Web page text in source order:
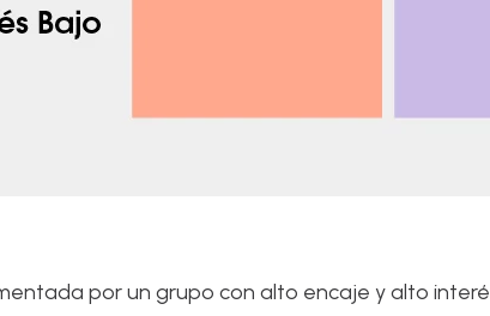
por un grupo con alto encaje y alto